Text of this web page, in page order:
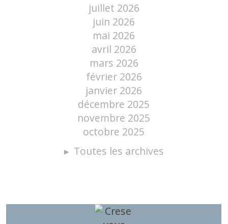
juillet 2026
juin 2026
mai 2026
avril 2026
mars 2026
février 2026
janvier 2026
décembre 2025
novembre 2025
octobre 2025
Toutes les archives